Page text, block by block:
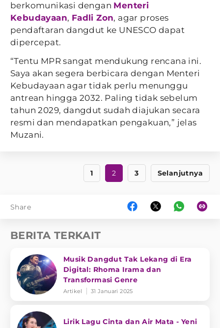
berkomunikasi dengan Menteri
Kebudayaan, Fadli Zon, agar proses
pendaftaran dangdut ke UNESCO dapat
dipercepat.
“Tentu MPR sangat mendukung rencana ini.
Saya akan segera berbicara dengan Menteri
Kebudayaan agar tidak perlu menunggu
antrean hingga 2032. Paling tidak sebelum
tahun 2029, dangdut sudah diajukan secara
resmi dan mendapatkan pengakuan,” jelas
Muzani.
1 2 3 Selanjutnya
Share
BERITA TERKAIT
Musik Dangdut Tak Lekang di Era
Digital: Rhoma Irama dan
Transformasi Genre
Artikel 31 Januari 2025
Lirik Lagu Cinta dan Air Mata - Yeni